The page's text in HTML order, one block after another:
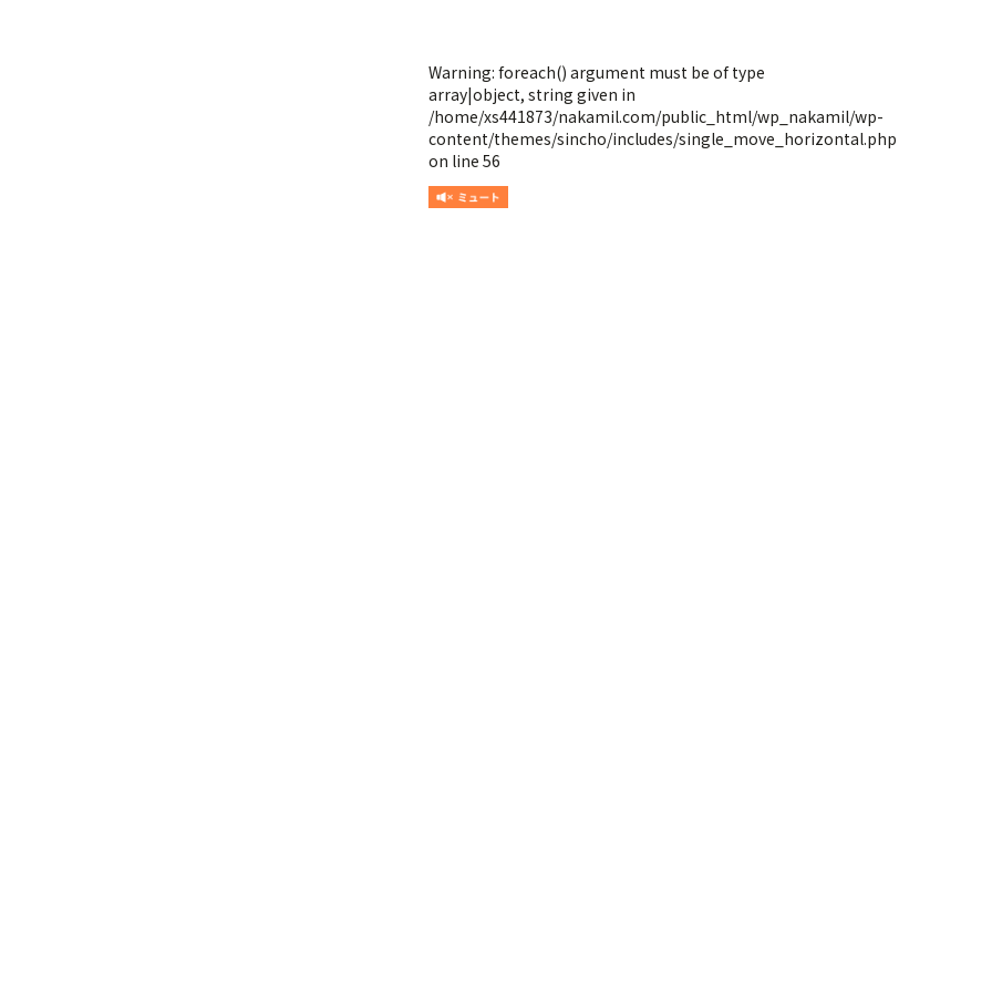
Warning: foreach() argument must be of type
array|object, string given in
/home/xs441873/nakamil.com/public_html/wp_nakamil/wp-
content/themes/sincho/includes/single_move_horizontal.php
on line 56